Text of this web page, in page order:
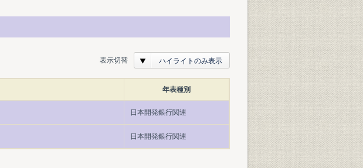
表示切替 ハイライトのみ表示
年表種別
日本開発銀行関連
日本開発銀行関連